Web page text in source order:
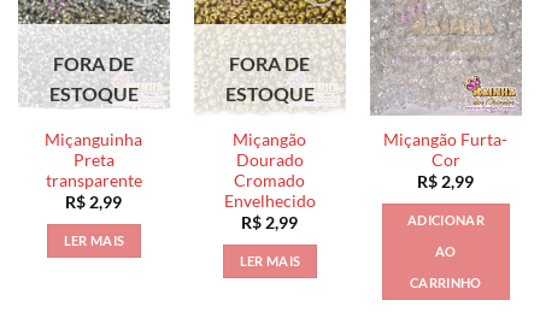
FORA DE
ESTOQUE
Miçanguinha
Preta
transparente
R$ 2,99
LER MAIS
FORA DE
ESTOQUE
Miçangão
Dourado
Cromado
Envelhecido
R$ 2,99
LER MAIS
Miçangão Furta-
Cor
R$ 2,99
ADICIONAR
AO
CARRINHO